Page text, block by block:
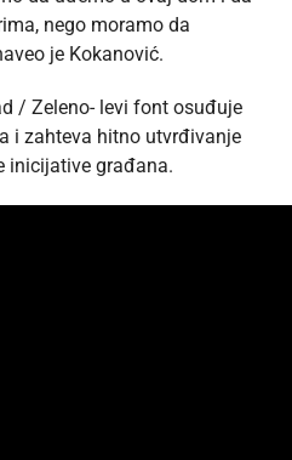
nego moramo da
je Kokanović.
/ Zeleno- levi font osuđuje
i zahteva hitno utvrđivanje
inicijative građana.